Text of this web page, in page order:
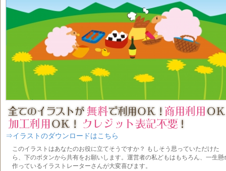
⇒イラストのダウンロードはこちら